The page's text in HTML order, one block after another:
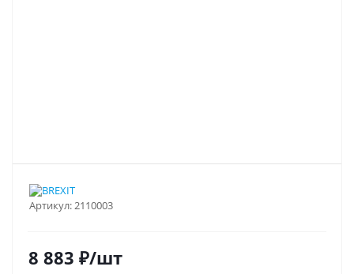
Артикул:2110003
8 883 ₽/шт